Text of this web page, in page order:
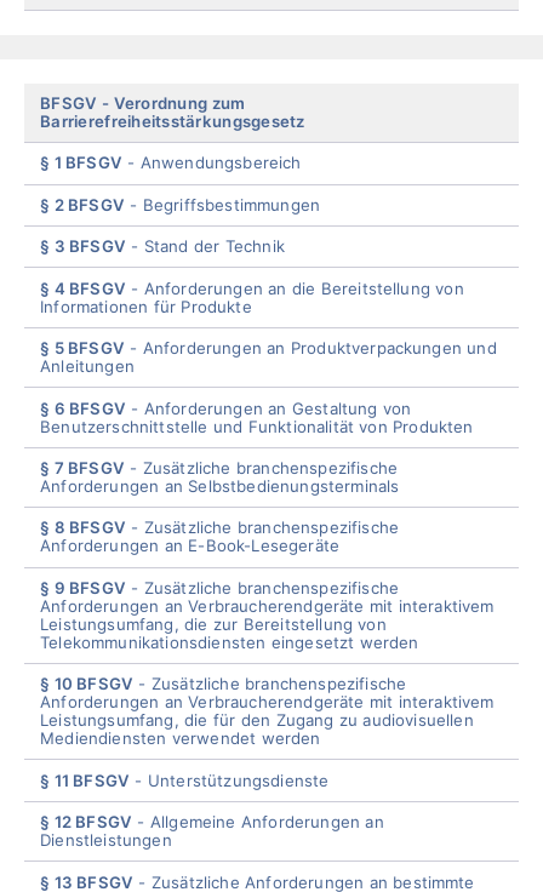
Skip
menu
BFSGV
Verordnung zum
Barrierefreiheitsstärkungsgesetz
§ 1 BFSGV Anwendungsbereich
§ 2 BFSGV Begriffsbestimmungen
§ 3 BFSGV Stand der Technik
§ 4 BFSGV
Anforderungen an die Bereitstellung von
Informationen für Produkte
§ 5 BFSGV
Anforderungen an Produktverpackungen und
Anleitungen
§ 6 BFSGV
Anforderungen an Gestaltung von
Benutzerschnittstelle und Funktionalität von Produkten
§ 7 BFSGV
Zusätzliche branchenspezifische
Anforderungen an Selbstbedienungsterminals
§ 8 BFSGV
Zusätzliche branchenspezifische
Anforderungen an E-Book-Lesegeräte
§ 9 BFSGV
Zusätzliche branchenspezifische
Anforderungen an Verbraucherendgeräte mit interaktivem
Leistungsumfang, die zur Bereitstellung von
Telekommunikationsdiensten eingesetzt werden
§ 10 BFSGV
Zusätzliche branchenspezifische
Anforderungen an Verbraucherendgeräte mit interaktivem
Leistungsumfang, die für den Zugang zu audiovisuellen
Mediendiensten verwendet werden
§ 11 BFSGV Unterstützungsdienste
§ 12 BFSGV
Allgemeine Anforderungen an
Dienstleistungen
§ 13 BFSGV
Zusätzliche Anforderungen an bestimmte